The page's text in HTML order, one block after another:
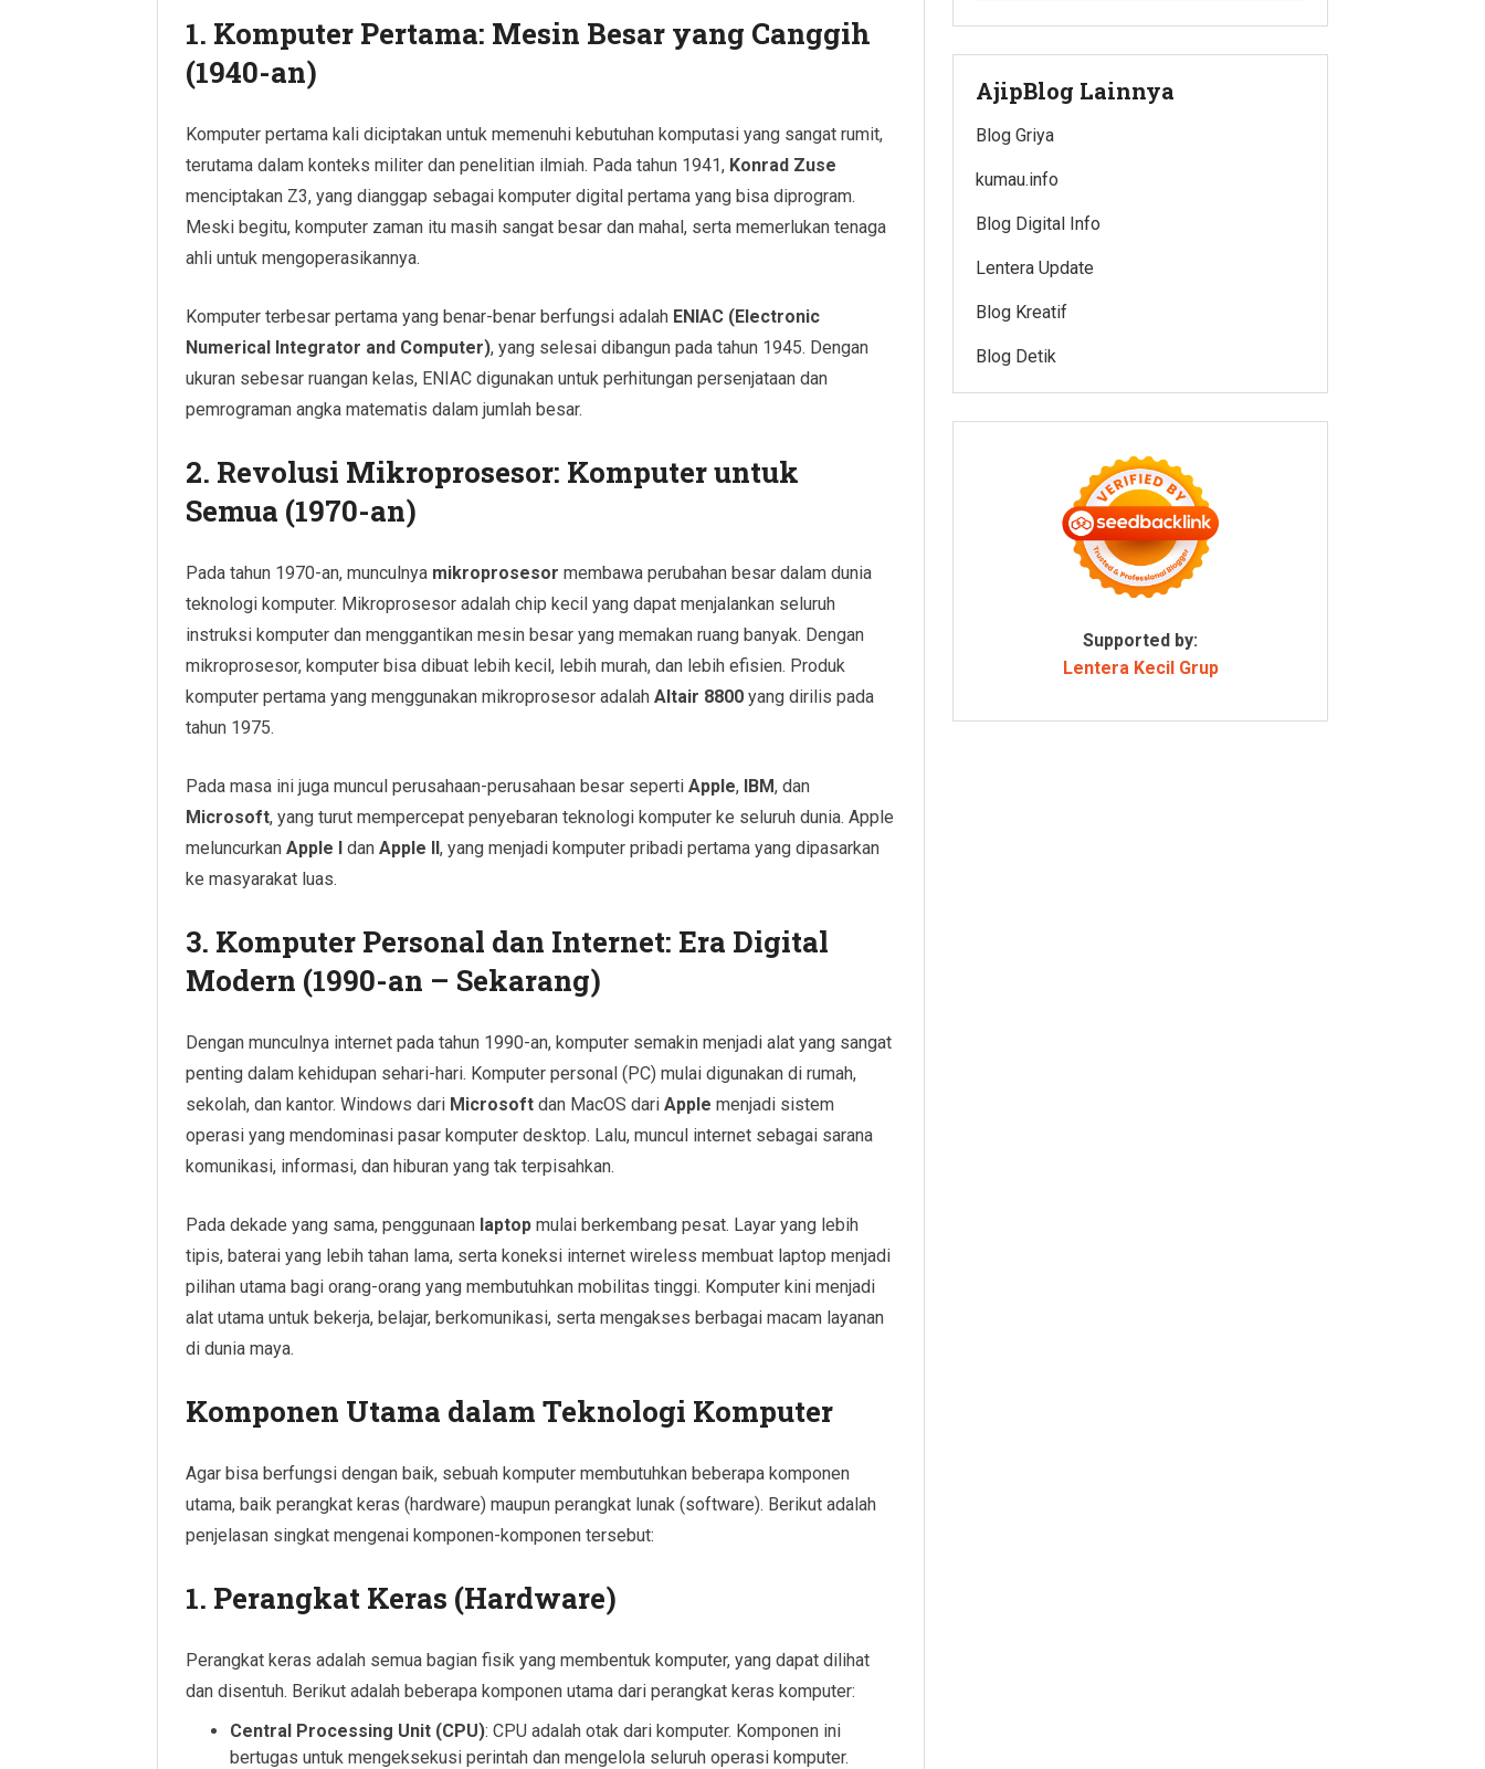
1. Komputer Pertama: Mesin Besar yang Canggih
(1940-an)
Komputer pertama kali diciptakan untuk memenuhi kebutuhan komputasi yang sangat rumit,
terutama dalam konteks militer dan penelitian ilmiah. Pada tahun 1941, Konrad Zuse
menciptakan Z3, yang dianggap sebagai komputer digital pertama yang bisa diprogram.
Meski begitu, komputer zaman itu masih sangat besar dan mahal, serta memerlukan tenaga
ahli untuk mengoperasikannya.
Komputer terbesar pertama yang benar-benar berfungsi adalah ENIAC (Electronic
Numerical Integrator and Computer), yang selesai dibangun pada tahun 1945. Dengan
ukuran sebesar ruangan kelas, ENIAC digunakan untuk perhitungan persenjataan dan
pemrograman angka matematis dalam jumlah besar.
2. Revolusi Mikroprosesor: Komputer untuk
Semua (1970-an)
Pada tahun 1970-an, munculnya mikroprosesor membawa perubahan besar dalam dunia
teknologi komputer. Mikroprosesor adalah chip kecil yang dapat menjalankan seluruh
instruksi komputer dan menggantikan mesin besar yang memakan ruang banyak. Dengan
mikroprosesor, komputer bisa dibuat lebih kecil, lebih murah, dan lebih efisien. Produk
komputer pertama yang menggunakan mikroprosesor adalah Altair 8800 yang dirilis pada
tahun 1975.
Pada masa ini juga muncul perusahaan-perusahaan besar seperti Apple, IBM, dan
Microsoft, yang turut mempercepat penyebaran teknologi komputer ke seluruh dunia. Apple
meluncurkan Apple I dan Apple II, yang menjadi komputer pribadi pertama yang dipasarkan
ke masyarakat luas.
3. Komputer Personal dan Internet: Era Digital
Modern (1990-an – Sekarang)
Dengan munculnya internet pada tahun 1990-an, komputer semakin menjadi alat yang sangat
penting dalam kehidupan sehari-hari. Komputer personal (PC) mulai digunakan di rumah,
sekolah, dan kantor. Windows dari Microsoft dan MacOS dari Apple menjadi sistem
operasi yang mendominasi pasar komputer desktop. Lalu, muncul internet sebagai sarana
komunikasi, informasi, dan hiburan yang tak terpisahkan.
Pada dekade yang sama, penggunaan laptop mulai berkembang pesat. Layar yang lebih
tipis, baterai yang lebih tahan lama, serta koneksi internet wireless membuat laptop menjadi
pilihan utama bagi orang-orang yang membutuhkan mobilitas tinggi. Komputer kini menjadi
alat utama untuk bekerja, belajar, berkomunikasi, serta mengakses berbagai macam layanan
di dunia maya.
Komponen Utama dalam Teknologi Komputer
Agar bisa berfungsi dengan baik, sebuah komputer membutuhkan beberapa komponen
utama, baik perangkat keras (hardware) maupun perangkat lunak (software). Berikut adalah
penjelasan singkat mengenai komponen-komponen tersebut:
1. Perangkat Keras (Hardware)
Perangkat keras adalah semua bagian fisik yang membentuk komputer, yang dapat dilihat
dan disentuh. Berikut adalah beberapa komponen utama dari perangkat keras komputer:
Central Processing Unit (CPU): CPU adalah otak dari komputer. Komponen ini
bertugas untuk mengeksekusi perintah dan mengelola seluruh operasi komputer.
AjipBlog Lainnya
Blog Griya
kumau.info
Blog Digital Info
Lentera Update
Blog Kreatif
Blog Detik
Supported by:
Lentera Kecil Grup